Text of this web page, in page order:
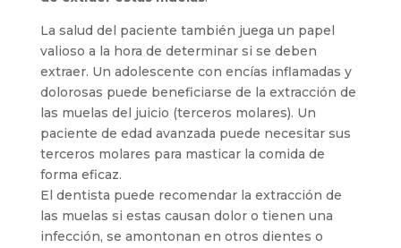
La salud del paciente también juega un papel
valioso a la hora de determinar si se deben
extraer. Un adolescente con encías inflamadas y
dolorosas puede beneficiarse de la extracción de
las muelas del juicio (terceros molares). Un
paciente de edad avanzada puede necesitar sus
terceros molares para masticar la comida de
forma eficaz.
El dentista puede recomendar la extracción de
las muelas si estas causan dolor o tienen una
infección, se amontonan en otros dientes o